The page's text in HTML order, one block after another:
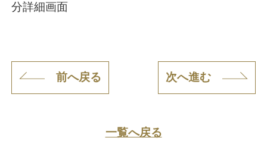
分詳細画面
前へ戻る 次へ進む
一覧へ戻る